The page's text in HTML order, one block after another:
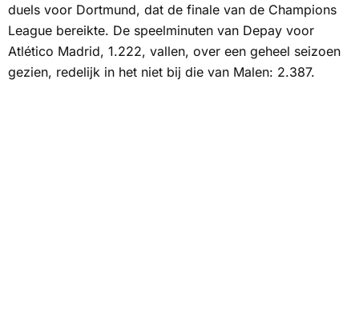
duels voor Dortmund, dat de finale van de Champions
League bereikte. De speelminuten van Depay voor
Atlético Madrid, 1.222, vallen, over een geheel seizoen
gezien, redelijk in het niet bij die van Malen: 2.387.